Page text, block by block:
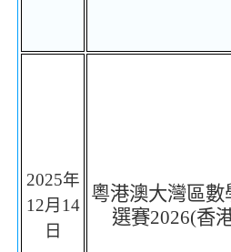
2025年
12月 14
日
粵港澳大灣區數
選賽2026(香